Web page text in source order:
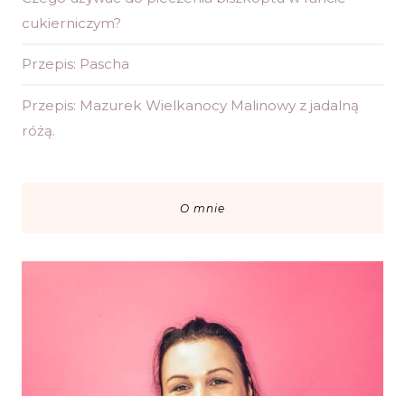
cukierniczym?
Przepis: Pascha
Przepis: Mazurek Wielkanocy Malinowy z jadalną
różą.
O mnie